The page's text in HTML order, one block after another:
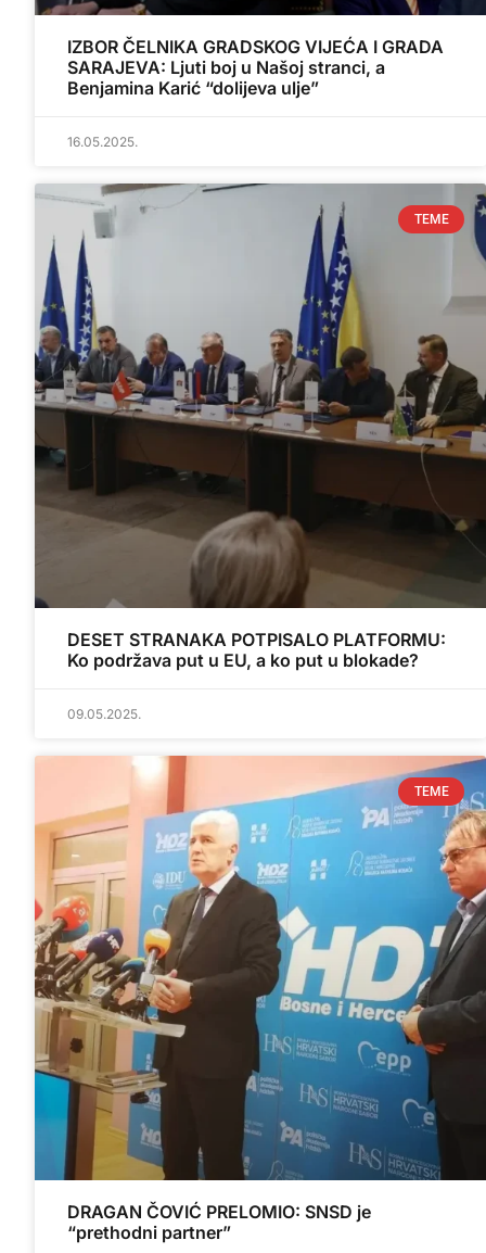
IZBOR ČELNIKA GRADSKOG VIJEĆA I GRADA
SARAJEVA: Ljuti boj u Našoj stranci, a
Benjamina Karić “dolijeva ulje”
16.05.2025.
TEME
DESET STRANAKA POTPISALO PLATFORMU:
Ko podržava put u EU, a ko put u blokade?
09.05.2025.
TEME
DRAGAN ČOVIĆ PRELOMIO: SNSD je
“prethodni partner”